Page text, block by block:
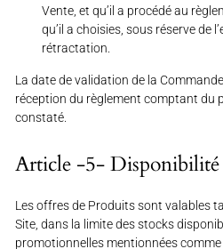
Vente, et qu’il a procédé au
qu’il a choisies, sous réserve de
rétractation.
La date de validation de la
réception du règlement comptant du
constaté.
Article -5- Disponibilité
Les offres de Produits sont valables
Site, dans la limite des stocks
promotionnelles mentionnées